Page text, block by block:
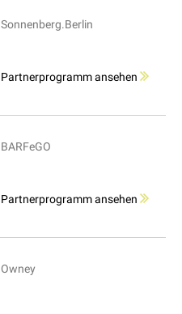
Sonnenberg.Berlin
Partnerprogramm ansehen
BARFeGO
Partnerprogramm ansehen
Owney